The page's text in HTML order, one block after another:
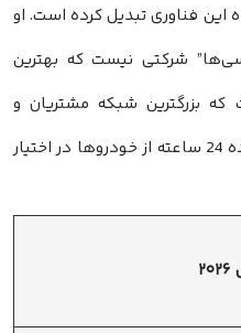
فناوری تبدیل کرده است. او
شرکتی نیست که بهترین
که بزرگترین شبکه مشتریان و
اکوسیستم لجستیک را برای استفاده 24 ساعته از خودروها در اختیار